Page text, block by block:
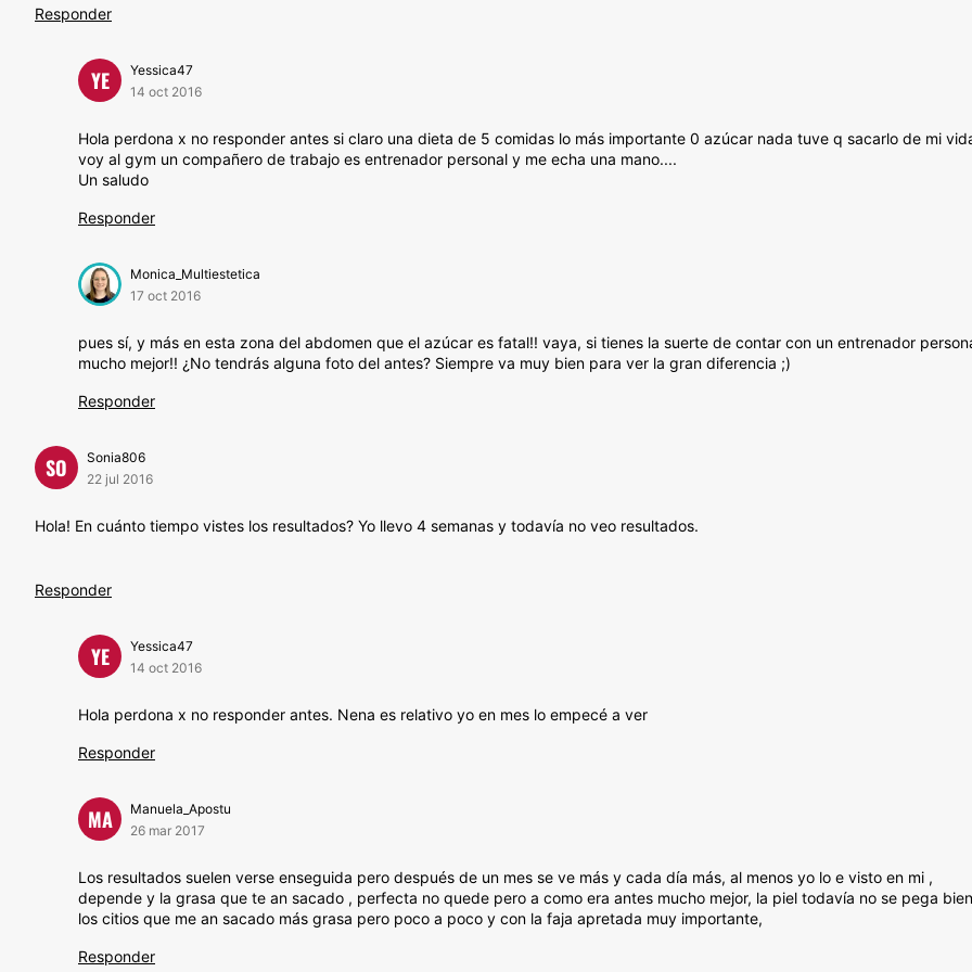
Responder
YE
Yessica47
14 oct 2016
Hola perdona x no responder antes si claro una dieta de 5 comidas lo más importante 0 azúcar nada tuve q sacarlo de mi
voy al gym un compañero de trabajo es entrenador personal y me echa una mano....
Un saludo
Responder
Monica_Multiestetica
17 oct 2016
pues sí, y más en esta zona del abdomen que el azúcar es fatal!! vaya, si tienes la suerte de contar con un entrenador
mucho mejor!! ¿No tendrás alguna foto del antes? Siempre va muy bien para ver la gran diferencia ;)
Responder
SO
Sonia806
22 jul 2016
Hola! En cuánto tiempo vistes los resultados? Yo llevo 4 semanas y todavía no veo resultados.
Responder
YE
Yessica47
14 oct 2016
Hola perdona x no responder antes. Nena es relativo yo en mes lo empecé a ver
Responder
MA
Manuela_Apostu
26 mar 2017
Los resultados suelen verse enseguida pero después de un mes se ve más y cada día más, al menos yo lo e visto en mi ,
depende y la grasa que te an sacado , perfecta no quede pero a como era antes mucho mejor, la piel todavía no se pega
los citios que me an sacado más grasa pero poco a poco y con la faja apretada muy importante,
Responder